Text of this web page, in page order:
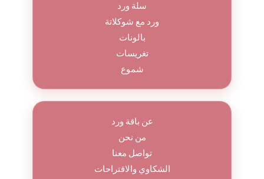
سلة ورد
ورد مع شوكلاتة
بالونات
تغريسات
شموع
عن باقة ورد
من نحن
تواصل معنا
الشكاوي والاقتراحات